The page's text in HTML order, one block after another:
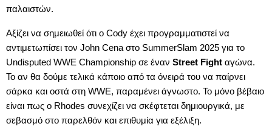
παλαιστών.
Αξίζει να σημειωθεί ότι ο Cody έχει προγραμματιστεί να
αντιμετωπίσει τον John Cena στο SummerSlam 2025 για το
Undisputed WWE Championship σε έναν Street Fight αγώνα.
Το αν θα δούμε τελικά κάποιο από τα όνειρά του να παίρνει
σάρκα και οστά στη WWE, παραμένει άγνωστο. Το μόνο βέβαιο
είναι πως ο Rhodes συνεχίζει να σκέφτεται δημιουργικά, με
σεβασμό στο παρελθόν και επιθυμία για εξέλιξη.